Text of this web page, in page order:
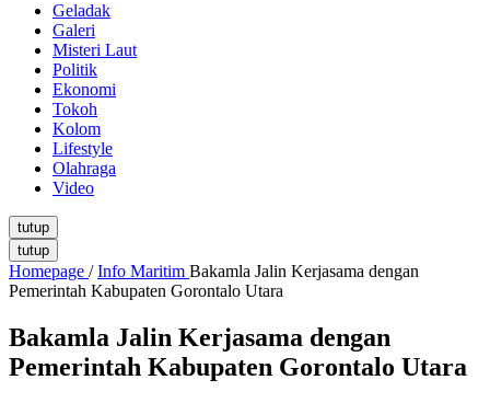
Geladak
Galeri
Misteri Laut
Politik
Ekonomi
Tokoh
Kolom
Lifestyle
Olahraga
Video
tutup
tutup
Homepage / Info Maritim Bakamla Jalin Kerjasama dengan
Pemerintah Kabupaten Gorontalo Utara
Bakamla Jalin Kerjasama dengan
Pemerintah Kabupaten Gorontalo Utara